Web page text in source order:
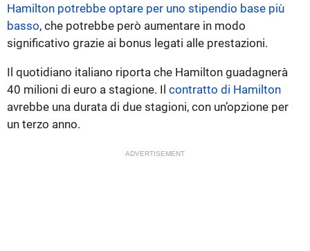
Hamilton potrebbe optare per uno stipendio base più
basso, che potrebbe però aumentare in modo
significativo grazie ai bonus legati alle prestazioni.
Il quotidiano italiano riporta che Hamilton guadagnerà
40 milioni di euro a stagione. Il contratto di Hamilton
avrebbe una durata di due stagioni, con un’opzione per
un terzo anno.
ADVERTISEMENT